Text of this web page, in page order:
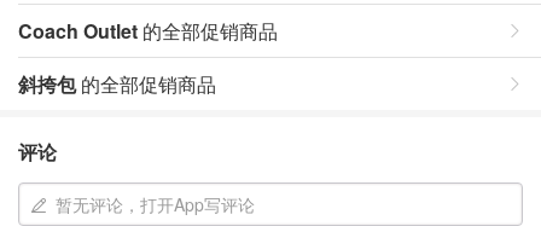
Coach Outlet 的全部促销商品
斜挎包的全部促销商品
评论
暂无评论，打开App写评论